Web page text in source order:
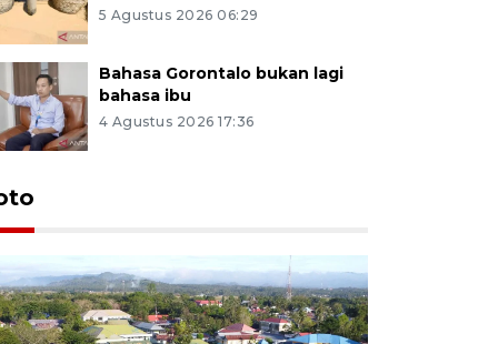
5 Agustus 2026 06:29
Bahasa Gorontalo bukan lagi
bahasa ibu
4 Agustus 2026 17:36